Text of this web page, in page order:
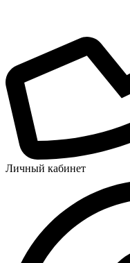
Личный кабинет